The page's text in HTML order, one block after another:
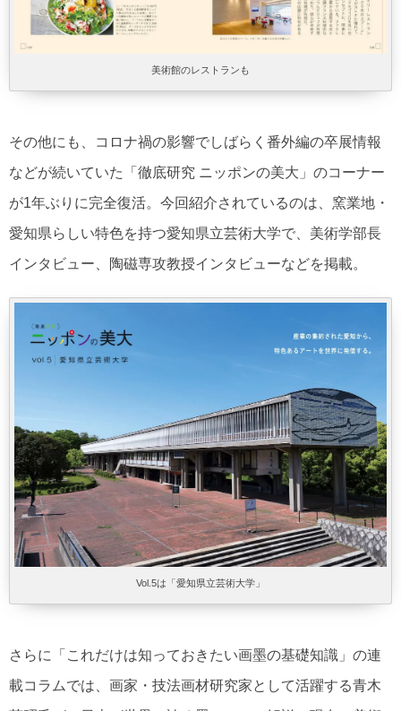
美術館のレストランも
その他にも、コロナ禍の影響でしばらく番外編の卒展情報
などが続いていた「徹底研究 ニッポンの美大」のコーナー
が1年ぶりに完全復活。今回紹介されているのは、窯業地・
愛知県らしい特色を持つ愛知県立芸術大学で、美術学部長
インタビュー、陶磁専攻教授インタビューなどを掲載。
Vol.5は「愛知県立芸術大学」
さらに「これだけは知っておきたい画墨の基礎知識」の連
載コラムでは、画家・技法画材研究家として活躍する青木